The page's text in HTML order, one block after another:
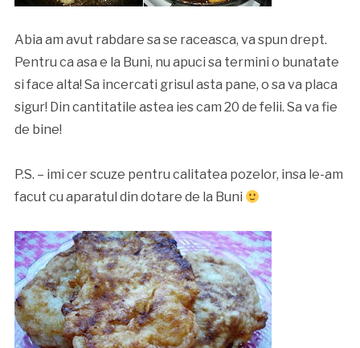
Abia am avut rabdare sa se raceasca, va spun drept.
Pentru ca asa e la Buni, nu apuci sa termini o bunatate
si face alta! Sa incercati grisul asta pane, o sa va placa
sigur! Din cantitatile astea ies cam 20 de felii. Sa va fie
de bine!
P.S. – imi cer scuze pentru calitatea pozelor, insa le-am
facut cu aparatul din dotare de la Buni